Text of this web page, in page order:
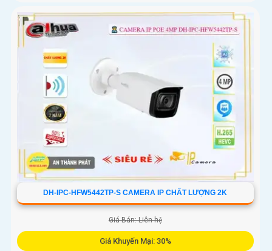
DH-IPC-HFW5442TP-S CAMERA IP CHẤT LƯỢNG 2K
Giá Bán: Liên hệ
Giá Khuyến Mại: 30%